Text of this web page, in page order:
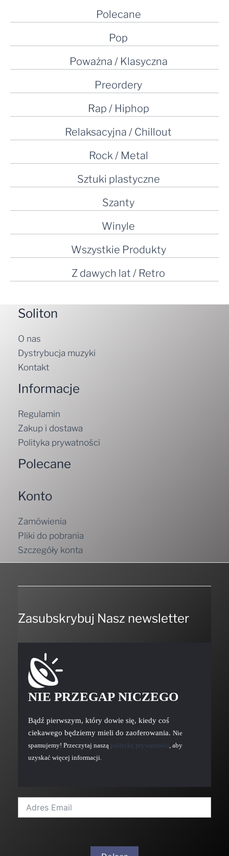
Polecane
Pop
Poważna / Klasyczna
Preordery
Rap / Hiphop
Relaksacyjna / Chillout
Rock / Metal
Sztuki plastyczne
Szanty
Winyle
Wszystkie Produkty
Z dawych lat / Retro
Soliton
O nas
Dystrybucja muzyki
Kontakt
Informacje
Regulamin
Zakup i dostawa
Polityka prywatności
Polecane
Konto
Zamówienia
Pliki do pobrania
Szczegóły konta
Zasubskrybuj Nasz newsletter
NIE PRZEGAP NICZEGO
Bądź pierwszym, który dowie się, kiedy coś
ciekawego będziemy mieli do zaoferowania. Nie
spamujemy! Przeczytaj naszą politykę prywatności , aby
uzyskać więcej informacji.